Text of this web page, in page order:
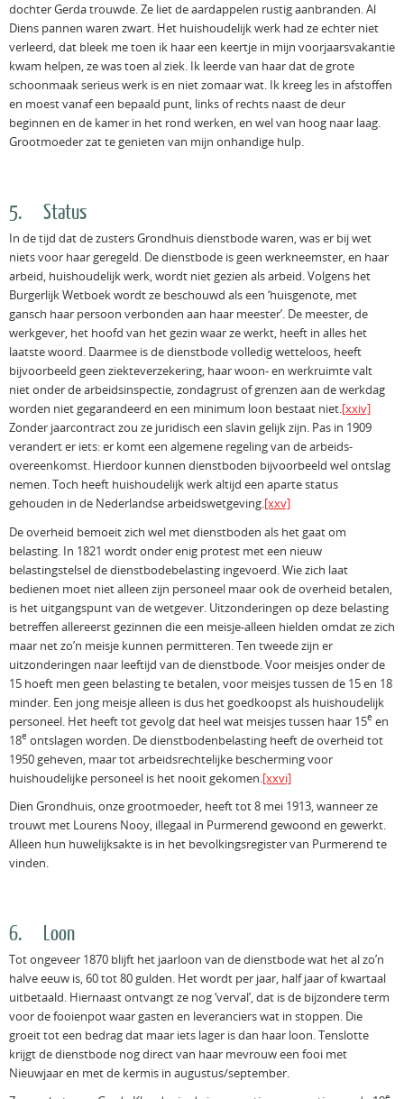
dochter Gerda trouwde. Ze liet de aardappelen rustig aanbranden. Al
Diens pannen waren zwart. Het huishoudelijk werk had ze echter niet
verleerd, dat bleek me toen ik haar een keertje in mijn voorjaarsvakantie
kwam helpen, ze was toen al ziek. Ik leerde van haar dat de grote
schoonmaak serieus werk is en niet zomaar wat. Ik kreeg les in afstoffen
en moest vanaf een bepaald punt, links of rechts naast de deur
beginnen en de kamer in het rond werken, en wel van hoog naar laag.
Grootmoeder zat te genieten van mijn onhandige hulp.
5. Status
In de tijd dat de zusters Grondhuis dienstbode waren, was er bij wet
niets voor haar geregeld. De dienstbode is geen werkneemster, en haar
arbeid, huishoudelijk werk, wordt niet gezien als arbeid. Volgens het
Burgerlijk Wetboek wordt ze beschouwd als een ‘huisgenote, met
gansch haar persoon verbonden aan haar meester’. De meester, de
werkgever, het hoofd van het gezin waar ze werkt, heeft in alles het
laatste woord. Daarmee is de dienstbode volledig wetteloos, heeft
bijvoorbeeld geen ziekteverzekering, haar woon- en werkruimte valt
niet onder de arbeidsinspectie, zondagrust of grenzen aan de werkdag
worden niet gegarandeerd en een minimum loon bestaat niet.[xxiv]
Zonder jaarcontract zou ze juridisch een slavin gelijk zijn. Pas in 1909
verandert er iets: er komt een algemene regeling van de arbeids-
overeenkomst. Hierdoor kunnen dienstboden bijvoorbeeld wel ontslag
nemen. Toch heeft huishoudelijk werk altijd een aparte status
gehouden in de Nederlandse arbeidswetgeving.[xxv]
De overheid bemoeit zich wel met dienstboden als het gaat om
belasting. In 1821 wordt onder enig protest met een nieuw
belastingstelsel de dienstbodebelasting ingevoerd. Wie zich laat
bedienen moet niet alleen zijn personeel maar ook de overheid betalen,
is het uitgangspunt van de wetgever. Uitzonderingen op deze belasting
betreffen allereerst gezinnen die een meisje-alleen hielden omdat ze zich
maar net zo’n meisje kunnen permitteren. Ten tweede zijn er
uitzonderingen naar leeftijd van de dienstbode. Voor meisjes onder de
15 hoeft men geen belasting te betalen, voor meisjes tussen de 15 en 18
minder. Een jong meisje alleen is dus het goedkoopst als huishoudelijk
personeel. Het heeft tot gevolg dat heel wat meisjes tussen haar 15e en
18e ontslagen worden. De dienstbodenbelasting heeft de overheid tot
1950 geheven, maar tot arbeidsrechtelijke bescherming voor
huishoudelijke personeel is het nooit gekomen.[xxvi]
Dien Grondhuis, onze grootmoeder, heeft tot 8 mei 1913, wanneer ze
trouwt met Lourens Nooy, illegaal in Purmerend gewoond en gewerkt.
Alleen hun huwelijksakte is in het bevolkingsregister van Purmerend te
vinden.
6. Loon
Tot ongeveer 1870 blijft het jaarloon van de dienstbode wat het al zo’n
halve eeuw is, 60 tot 80 gulden. Het wordt per jaar, half jaar of kwartaal
uitbetaald. Hiernaast ontvangt ze nog ‘verval’, dat is de bijzondere term
voor de fooienpot waar gasten en leveranciers wat in stoppen. Die
groeit tot een bedrag dat maar iets lager is dan haar loon. Tenslotte
krijgt de dienstbode nog direct van haar mevrouw een fooi met
Nieuwjaar en met de kermis in augustus/september.